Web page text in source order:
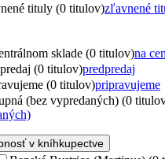
tituly (0 titulov)zľavnené
sklade (0 titulov)na
(0 titulov)predpredaj
(0 titulov)pripravujeme
(bez vypredaných) (0
v kníhkupectve